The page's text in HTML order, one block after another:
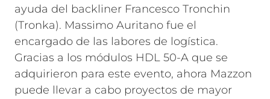
ayuda del backliner Francesco Tronchin
(Tronka). Massimo Auritano fue el
encargado de las labores de logística.
Gracias a los módulos HDL 50-A que se
adquirieron para este evento, ahora Mazzon
puede llevar a cabo proyectos de mayor